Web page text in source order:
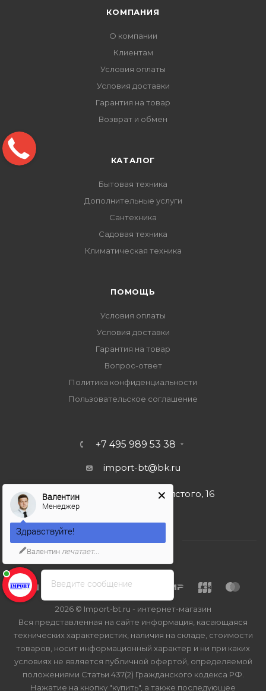
КОМПАНИЯ
О компании
Клиентам
Условия оплаты
Условия доставки
Гарантия на товар
Возврат и обмен
КАТАЛОГ
Бытовая техника
Дополнительные услуги
Сантехника
Садовая техника
Климатическая техника
ПОМОЩЬ
Условия оплаты
Условия доставки
Гарантия на товар
Вопрос-ответ
Политика конфиденциальности
Пользовательское соглашение
+7 495 989 53 38
import-bt@bk.ru
г. Москва, ул. Льва Толстого, 16
2026 © Import-bt.ru - интернет-магазин
Вся представленная на сайте информация, касающаяся
технических характеристик, наличия на складе, стоимости
товаров, носит информационный характер и ни при каких
условиях не является публичной офертой, определяемой
положениями Статьи 437(2) Гражданского кодекса РФ.
Нажатие на кнопку "купить", а также последующее
Введите сообщение
Валентин
Менеджер
Здравствуйте!
Валентин печатает...